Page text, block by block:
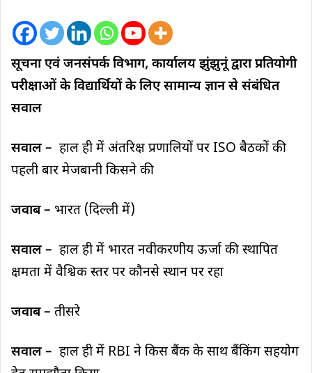
सूचना एवं जनसंपर्क विभाग, कार्यालय झुंझुनूं द्वारा प्रतियोगी
परीक्षाओं के विद्यार्थियों के लिए सामान्य ज्ञान से संबंधित
सवाल
सवाल – हाल ही में अंतरिक्ष प्रणालियों पर ISO बैठकों की
पहली बार मेजबानी किसने की
जवाब – भारत (दिल्ली में)
सवाल – हाल ही में भारत नवीकरणीय ऊर्जा की स्थापित
क्षमता में वैश्विक स्तर पर कौनसे स्थान पर रहा
जवाब – तीसरे
सवाल – हाल ही में RBI ने किस बैंक के साथ बैंकिंग सहयोग